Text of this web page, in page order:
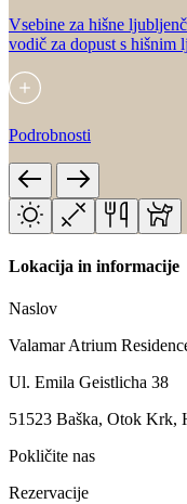
Vsebine za hišne
vodič za dopust s hišnim
Podrobnosti
Lokacija in informacije
Naslov
Valamar Atrium
Ul. Emila Geistlicha 38
51523 Baška, Otok Krk,
Pokličite nas
Rezervacije